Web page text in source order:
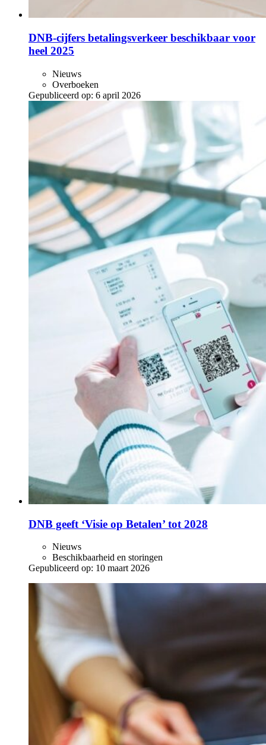
DNB-cijfers betalingsverkeer beschikbaar voor
heel 2025
Nieuws
Overboeken
Gepubliceerd op: 6 april 2026
DNB geeft ‘Visie op Betalen’ tot 2028
Nieuws
Beschikbaarheid en storingen
Gepubliceerd op: 10 maart 2026